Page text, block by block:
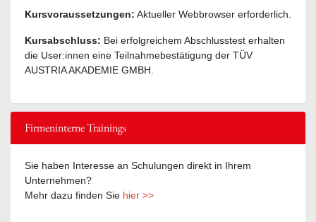
Kursvoraussetzungen: Aktueller Webbrowser erforderlich.
Kursabschluss: Bei erfolgreichem Abschlusstest erhalten
die User:innen eine Teilnahmebestätigung der TÜV
AUSTRIA AKADEMIE GMBH.
Firmeninterne Trainings
Sie haben Interesse an Schulungen direkt in Ihrem
Unternehmen?
Mehr dazu finden Sie hier >>